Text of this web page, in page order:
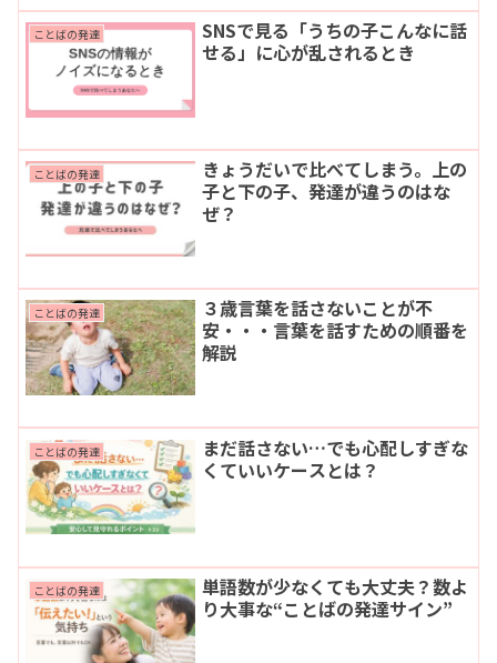
ことばの発達
SNSで見る「うちの子こんなに話
せる」に心が乱されるとき
ことばの発達
きょうだいで比べてしまう。上の
子と下の子、発達が違うのはな
ぜ？
ことばの発達
３歳言葉を話さないことが不
安・・・言葉を話すための順番を
解説
ことばの発達
まだ話さない…でも心配しすぎな
くていいケースとは？
ことばの発達
単語数が少なくても大丈夫？数よ
り大事な“ことばの発達サイン”